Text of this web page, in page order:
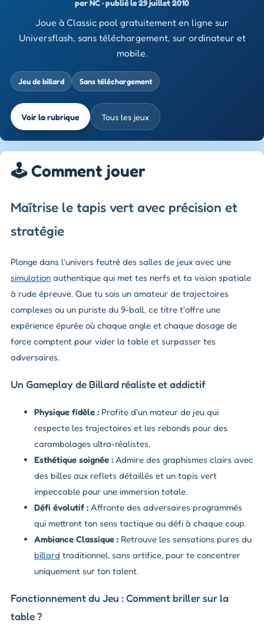
par NC · publié le 29 juillet 2010
Joue à Classic pool gratuitement en ligne sur
Universflash, sans téléchargement, sur ordinateur et
mobile.
Jeu de billard Sans téléchargement
Voir la rubrique Tous les jeux
🕹️ Comment jouer
Maîtrise le tapis vert avec précision et
stratégie
Plonge dans l'univers feutré des salles de jeux avec une
simulation authentique qui met tes nerfs et ta vision spatiale
à rude épreuve. Que tu sois un amateur de trajectoires
complexes ou un puriste du 9-ball, ce titre t'offre une
expérience épurée où chaque angle et chaque dosage de
force comptent pour vider la table et surpasser tes
adversaires.
Un Gameplay de Billard réaliste et addictif
Physique fidèle : Profite d'un moteur de jeu qui
respecte les trajectoires et les rebonds pour des
carambolages ultra-réalistes.
Esthétique soignée : Admire des graphismes clairs avec
des billes aux reflets détaillés et un tapis vert
impeccable pour une immersion totale.
Défi évolutif : Affronte des adversaires programmés
qui mettront ton sens tactique au défi à chaque coup.
Ambiance Classique : Retrouve les sensations pures du
billard traditionnel, sans artifice, pour te concentrer
uniquement sur ton talent.
Fonctionnement du Jeu : Comment briller sur la
table ?